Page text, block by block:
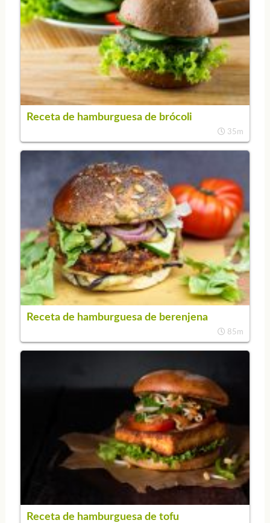
Receta de hamburguesa de brócoli
35m
Receta de hamburguesa de berenjena
85m
Receta de hamburguesa de tofu